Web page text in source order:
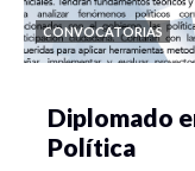
CONVOCATORIAS
Diplomado
Política